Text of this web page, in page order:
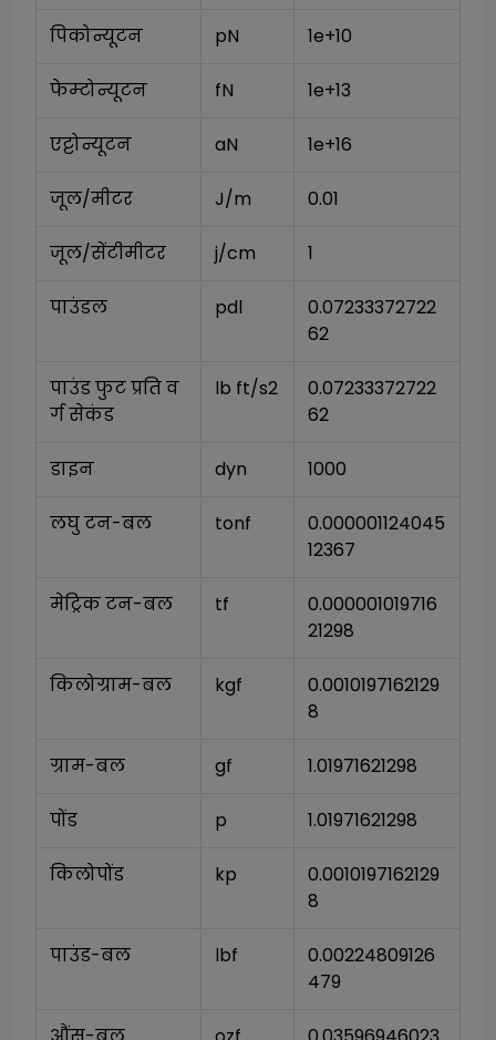
पिकोन्यूटन pN 1e+10
फेम्टोन्यूटन fN 1e+13
एट्टोन्यूटन aN 1e+16
जूल/मीटर J/m 0.01
जूल/सेंटीमीटर j/cm 1
पाउंडल pdl
0.07233372722
62
पाउंड फुट प्रति व
र्ग सेकंड
lb ft/s2
0.07233372722
62
डाइन dyn 1000
लघु टन-बल tonf
0.000001124045
12367
मेट्रिक टन-बल tf
0.000001019716
21298
किलोग्राम-बल kgf
0.0010197162129
8
ग्राम-बल gf 1.01971621298
पोंड p 1.01971621298
किलोपोंड kp
0.0010197162129
8
पाउंड-बल lbf
0.00224809126
479